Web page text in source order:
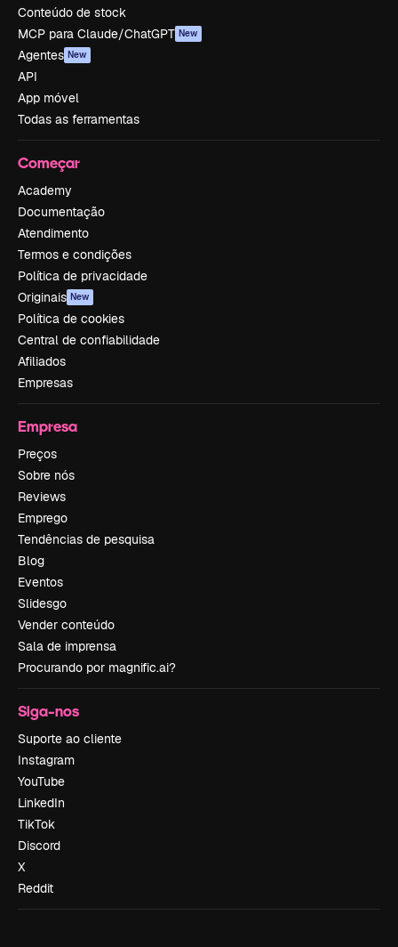
Conteúdo de stock
MCP para Claude/ChatGPT New
Agentes New
API
App móvel
Todas as ferramentas
Começar
Academy
Documentação
Atendimento
Termos e condições
Política de privacidade
Originais New
Política de cookies
Central de confiabilidade
Afiliados
Empresas
Empresa
Preços
Sobre nós
Reviews
Emprego
Tendências de pesquisa
Blog
Eventos
Slidesgo
Vender conteúdo
Sala de imprensa
Procurando por magnific.ai?
Siga-nos
Suporte ao cliente
Instagram
YouTube
LinkedIn
TikTok
Discord
X
Reddit